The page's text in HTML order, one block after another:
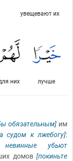
увещевают их
лучше
них
обязательным] им
судом к лжебогу]:
невинные убьют
домов [покиньте